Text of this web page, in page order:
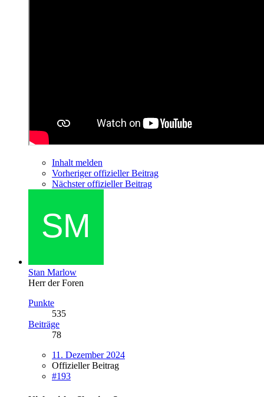
Inhalt melden
Vorheriger offizieller Beitrag
Nächster offizieller Beitrag
Stan Marlow
Herr der Foren
Punkte
535
Beiträge
78
11. Dezember 2024
Offizieller Beitrag
#193